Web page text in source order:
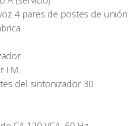
4 pares de postes de unión
FM
del sintonizador 30